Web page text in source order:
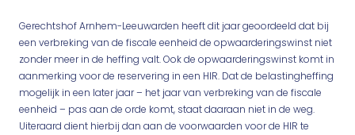
Gerechtshof Arnhem-Leeuwarden heeft dit jaar geoordeeld dat bij
een verbreking van de fiscale eenheid de opwaarderingswinst niet
zonder meer in de heffing valt. Ook de opwaarderingswinst komt in
aanmerking voor de reservering in een HIR. Dat de belastingheffing
mogelijk in een later jaar – het jaar van verbreking van de fiscale
eenheid – pas aan de orde komt, staat daaraan niet in de weg.
Uiteraard dient hierbij dan aan de voorwaarden voor de HIR te